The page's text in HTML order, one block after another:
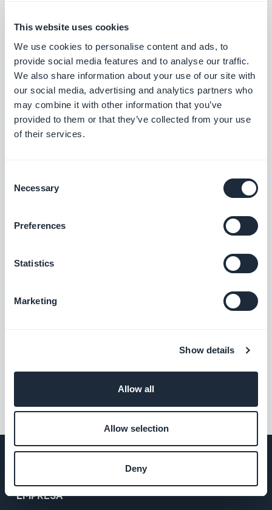
This website uses cookies
We use cookies to personalise content and ads, to
provide social media features and to analyse our traffic.
We also share information about your use of our site with
our social media, advertising and analytics partners who
may combine it with other information that you’ve
provided to them or that they’ve collected from your use
of their services.
Selection
Necessary
Preferences
Statistics
Marketing
Show details
Allow all
Allow selection
Deny
Marie Pireddu, Martes 21 Abril 2020
¿Cómo puede una aplicación
ayudarte a apoyar a tu
comunidad?
Barbichette: Una Beautiful App
ForTwo, la mejor App para
1 2
EMPRESA